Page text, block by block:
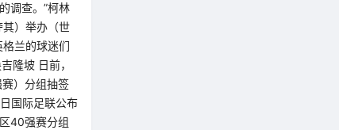
调查。”柯林
）举办（世
兰的球迷们
隆坡 日前，
）分组抽签
国际足联公布
40强赛分组